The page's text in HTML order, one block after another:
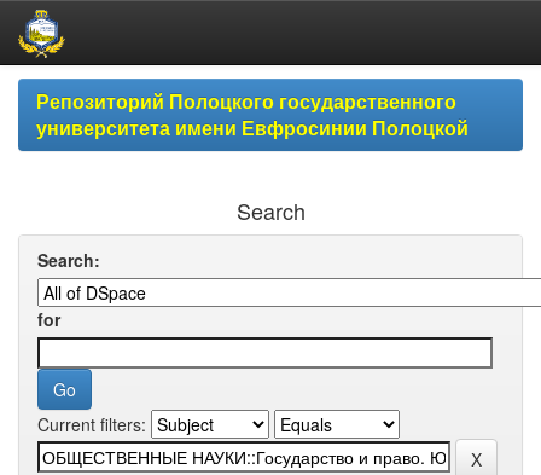
Skip
navigationРепозиторий Полоцкого государственного
университета имени Евфросинии Полоцкой
Search
Search:
for
Current filters: